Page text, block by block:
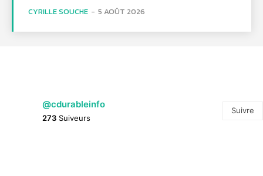
CYRILLE SOUCHE - 5 AOÛT 2026
@cdurableinfo
273 Suiveurs
Suivre